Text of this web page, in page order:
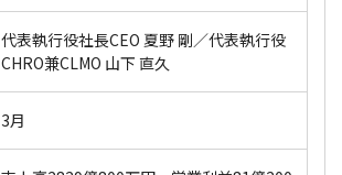
代表執行役社長CEO 夏野 剛／代表執行役
CHRO兼CLMO 山下 直久
3月